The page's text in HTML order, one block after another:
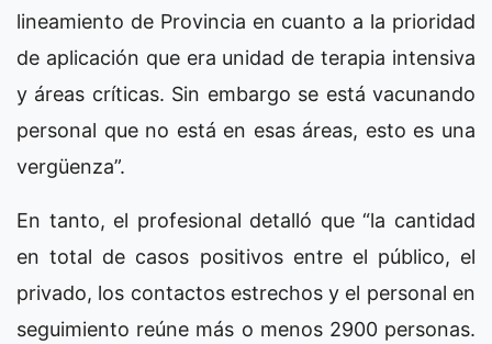
lineamiento de Provincia en cuanto a la prioridad
de aplicación que era unidad de terapia intensiva
y áreas críticas. Sin embargo se está vacunando
personal que no está en esas áreas, esto es una
vergüenza”.
En tanto, el profesional detalló que “la cantidad
en total de casos positivos entre el público, el
privado, los contactos estrechos y el personal en
seguimiento reúne más o menos 2900 personas.